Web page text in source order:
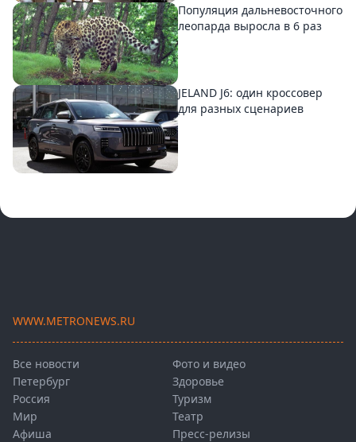
Популяция дальневосточного
леопарда выросла в 6 раз
JELAND J6: один кроссовер
для разных сценариев
WWW.METRONEWS.RU
Все новости
Петербург
Россия
Мир
Афиша
Фото и видео
Здоровье
Туризм
Театр
Пресс-релизы